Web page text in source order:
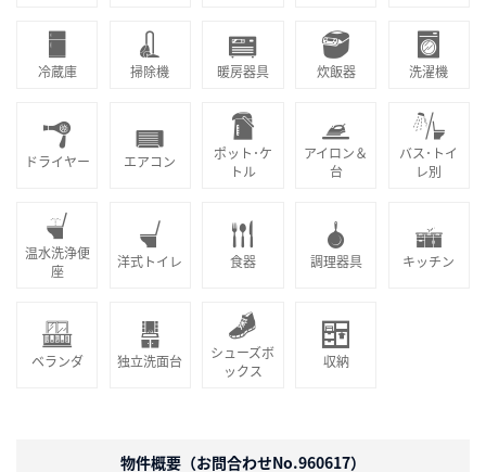
冷蔵庫 掃除機 暖房器具 炊飯器 洗濯機
ドライヤー エアコン
ポット･ケ
トル
アイロン＆
台
バス･トイ
レ別
温水洗浄便
座
洋式トイレ 食器 調理器具 キッチン
ベランダ 独立洗面台
シューズボ
ックス
収納
物件概要（お問合わせNo.960617）